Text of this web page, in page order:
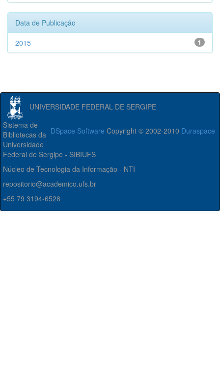
Data de Publicação
1
2015
UNIVERSIDADE FEDERAL DE SERGIPE
DSpace Software Copyright © 2002-2010 Duraspace
Sistema de
Bibliotecas da
Universidade
Federal de Sergipe - SIBIUFS
Núcleo de Tecnologia da Informação - NTI
repositorio@academico.ufs.br
+55 79 3194-6528